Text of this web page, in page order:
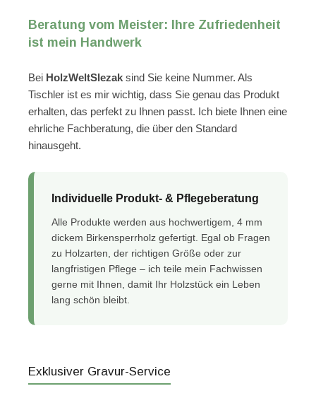
Beratung vom Meister: Ihre Zufriedenheit
ist mein Handwerk
Bei HolzWeltSlezak sind Sie keine Nummer. Als
Tischler ist es mir wichtig, dass Sie genau das Produkt
erhalten, das perfekt zu Ihnen passt. Ich biete Ihnen eine
ehrliche Fachberatung, die über den Standard
hinausgeht.
Individuelle Produkt- & Pflegeberatung
Alle Produkte werden aus hochwertigem, 4 mm
dickem Birkensperrholz gefertigt. Egal ob Fragen
zu Holzarten, der richtigen Größe oder zur
langfristigen Pflege – ich teile mein Fachwissen
gerne mit Ihnen, damit Ihr Holzstück ein Leben
lang schön bleibt.
Exklusiver Gravur-Service